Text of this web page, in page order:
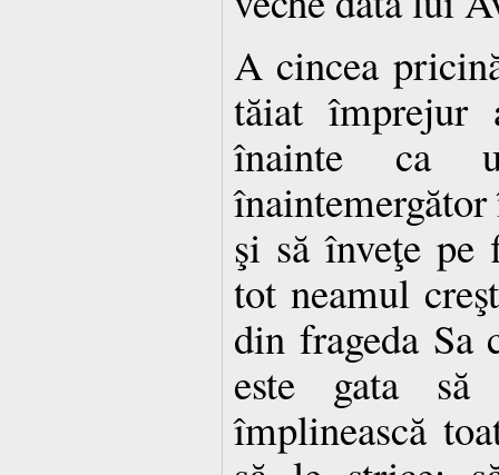
A cincea
tăiat împrejur
înainte ca
înaintemer­gător
şi să înveţe
tot neamul
din fra­geda Sa
este gata
împlinească